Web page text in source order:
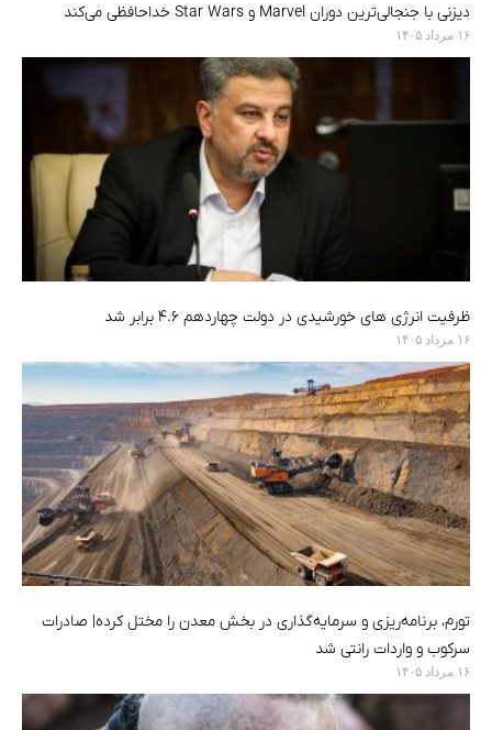
دیزنی با جنجالی‌ترین دوران Marvel و Star Wars خداحافظی می‌کند
۱۶ مرداد ۱۴۰۵
ظرفیت انرژی های خورشیدی در دولت چهاردهم ۴.۶ برابر شد
۱۶ مرداد ۱۴۰۵
تورم، برنامه‌ریزی و سرمایه‌گذاری در بخش معدن را مختل کرده| صادرات
سرکوب و واردات رانتی شد
۱۶ مرداد ۱۴۰۵